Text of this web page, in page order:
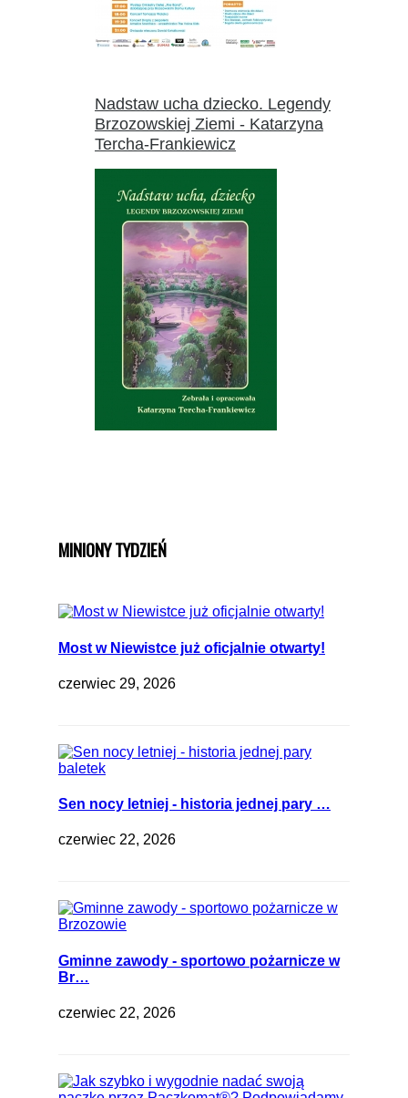
Nadstaw ucha dziecko. Legendy
Brzozowskiej Ziemi - Katarzyna
Tercha-Frankiewicz
MINIONY TYDZIEŃ
Most w Niewistce już oficjalnie otwarty!
czerwiec 29, 2026
Sen nocy letniej - historia jednej pary …
czerwiec 22, 2026
Gminne zawody - sportowo pożarnicze w
Br…
czerwiec 22, 2026